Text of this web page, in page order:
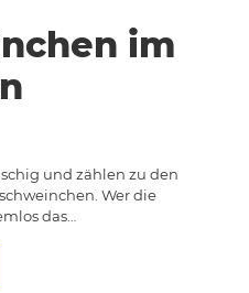
im
und zählen zu den
Wer die
das…